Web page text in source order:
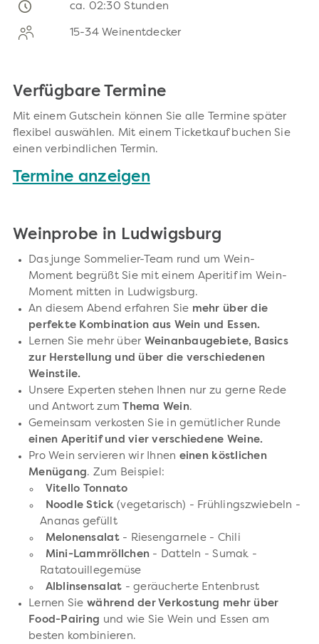
ca. 02:30 Stunden
15-34 Weinentdecker
Verfügbare Termine
Mit einem Gutschein können Sie alle Termine später
flexibel auswählen. Mit einem Ticketkauf buchen Sie
einen verbindlichen Termin.
Termine anzeigen
Weinprobe in Ludwigsburg
Das junge Sommelier-Team rund um Wein-
Moment begrüßt Sie mit einem Aperitif im Wein-
Moment mitten in Ludwigsburg.
An diesem Abend erfahren Sie mehr über die
perfekte Kombination aus Wein und Essen.
Lernen Sie mehr über Weinanbaugebiete, Basics
zur Herstellung und über die verschiedenen
Weinstile.
Unsere Experten stehen Ihnen nur zu gerne Rede
und Antwort zum Thema Wein.
Gemeinsam verkosten Sie in gemütlicher Runde
einen Aperitif und vier verschiedene Weine.
Pro Wein servieren wir Ihnen einen köstlichen
Menügang. Zum Beispiel:
Vitello Tonnato
Noodle Stick(vegetarisch) - Frühlingszwiebeln -
Ananas gefüllt
Melonensalat- Riesengarnele - Chili
Mini-Lammröllchen - Datteln - Sumak -
Ratatouillegemüse
Alblinsensalat - geräucherte Entenbrust
Lernen Siewährend der Verkostung mehr über
Food-Pairing und wie Sie Wein und Essen am
besten kombinieren.